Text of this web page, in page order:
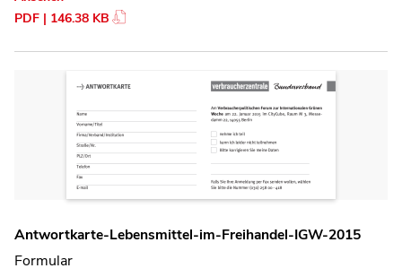
PDF | 146.38 KB
Antwortkarte-Lebensmittel-im-Freihandel-IGW-2015
Formular